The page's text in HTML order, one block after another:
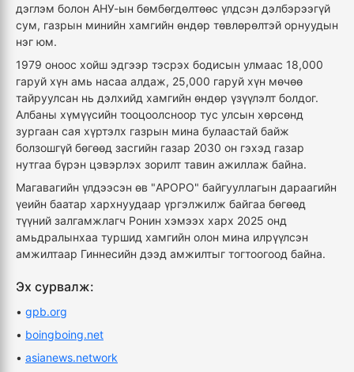
дэглэм болон АНУ-ын бөмбөгдөлтөөс үлдсэн дэлбэрээгүй
сум, газрын минийн хамгийн өндөр төвлөрөлтэй орнуудын
нэг юм.
1979 оноос хойш эдгээр тэсрэх бодисын улмаас 18,000
гаруй хүн амь насаа алдаж, 25,000 гаруй хүн мөчөө
тайруулсан нь дэлхийд хамгийн өндөр үзүүлэлт болдог.
Албаны хүмүүсийн тооцоолсноор тус улсын хөрсөнд
зургаан сая хүртэлх газрын мина булаастай байж
болзошгүй бөгөөд засгийн газар 2030 он гэхэд газар
нутгаа бүрэн цэвэрлэх зорилт тавин ажиллаж байна.
Магавагийн үлдээсэн өв "APOPO" байгууллагын дараагийн
үеийн баатар хархнуудаар үргэлжилж байгаа бөгөөд
түүний залгамжлагч Ронин хэмээх харх 2025 онд
амьдралынхаа туршид хамгийн олон мина илрүүлсэн
амжилтаар Гиннесийн дээд амжилтыг тогтоогоод байна.
Эх сурвалж:
• gpb.org
• boingboing.net
• asianews.network